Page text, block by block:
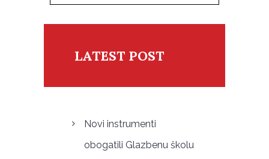
LATEST POST
Novi instrumenti
obogatili Glazbenu školu